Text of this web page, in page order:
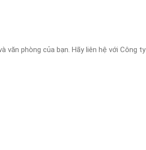
văn phòng của bạn. Hãy liên hệ với Công ty